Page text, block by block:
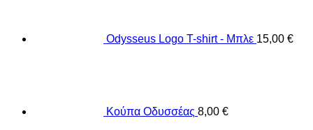
Odysseus Logo T-shirt - Μπλε 15,00 €
Κούπα Οδυσσέας 8,00 €